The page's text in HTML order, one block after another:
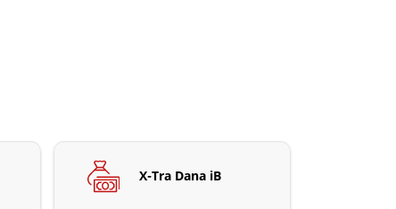
X-Tra Dana iB